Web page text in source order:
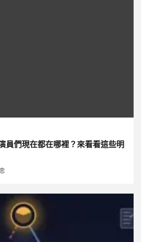
員們現在都在哪裡？來看看這些明